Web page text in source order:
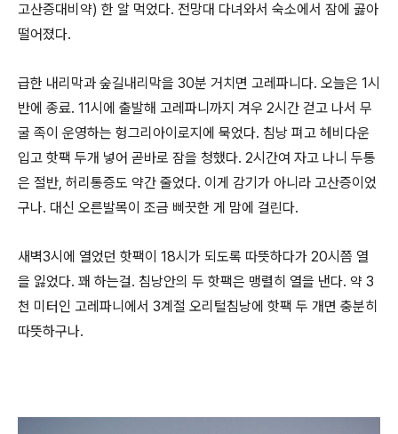
고산증대비약) 한 알 먹었다. 전망대 다녀와서 숙소에서 잠에 곯아
떨어졌다.
급한 내리막과 숲길내리막을 30분 거치면 고레파니다. 오늘은 1시
반에 종료. 11시에 출발해 고레파니까지 겨우 2시간 걷고 나서 무
굴 족이 운영하는 헝그리아이로지에 묵었다. 침낭 펴고 헤비다운
입고 핫팩 두개 넣어 곧바로 잠을 청했다. 2시간여 자고 나니 두통
은 절반, 허리통증도 약간 줄었다. 이게 감기가 아니라 고산증이었
구나. 대신 오른발목이 조금 삐끗한 게 맘에 걸린다.
새벽3시에 열었던 핫팩이 18시가 되도록 따뜻하다가 20시쯤 열
을 잃었다. 꽤 하는걸. 침낭안의 두 핫팩은 맹렬히 열을 낸다. 약 3
천 미터인 고레파니에서 3계절 오리털침낭에 핫팩 두 개면 충분히
따뜻하구나.